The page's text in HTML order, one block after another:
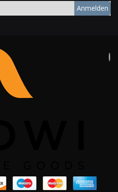
Anmelden